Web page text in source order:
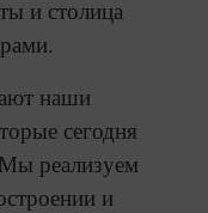
и столица
наши
сегодня
реализуем
и